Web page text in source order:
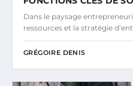
Dans le paysage
ressources et la stratégie
GRÉGOIRE DENIS